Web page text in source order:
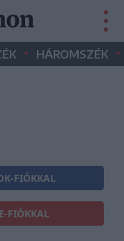
• HÁROMSZÉK •
FIÓKKAL
FIÓKKAL